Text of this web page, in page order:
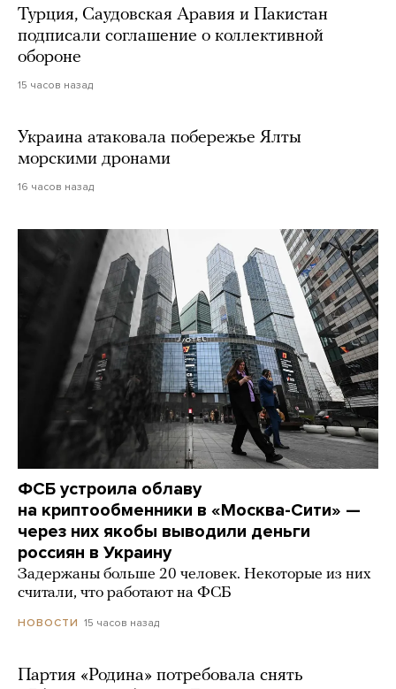
Турция, Саудовская Аравия и Пакистан
подписали соглашение о коллективной
обороне
15 часов назад
Украина атаковала побережье Ялты
морскими дронами
16 часов назад
ФСБ устроила облаву
на криптообменники в «Москва-Сити» —
через них якобы выводили деньги
россиян в Украину
Задержаны больше 20 человек. Некоторые из них
считали, что работают на ФСБ
НОВОСТИ 15 часов назад
Партия «Родина» потребовала снять